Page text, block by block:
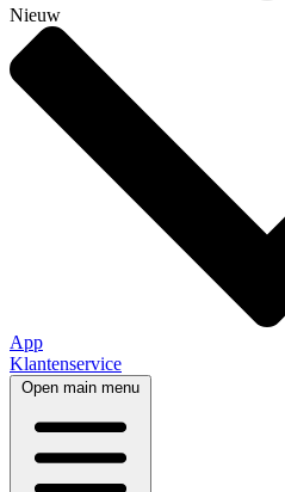
Nieuw
App
Klantenservice
Open main menu